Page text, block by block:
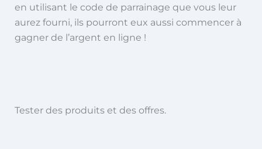
en utilisant le code de parrainage que vous leur
aurez fourni, ils pourront eux aussi commencer à
gagner de l’argent en ligne !
Tester des produits et des offres.